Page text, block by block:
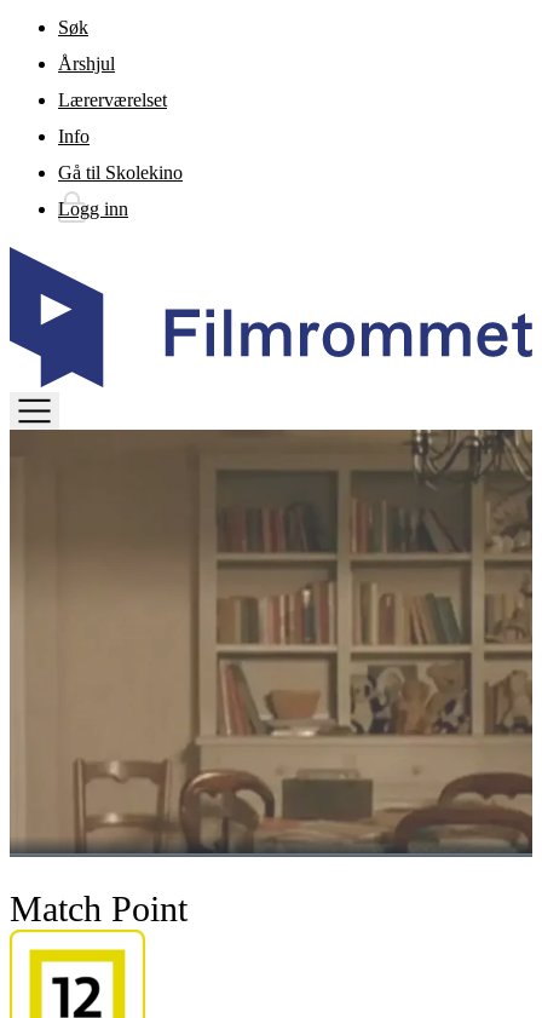
Gå til hovedinnhold
Søk
Årshjul
Lærerværelset
Info
Gå til Skolekino
Logg inn
Match Point